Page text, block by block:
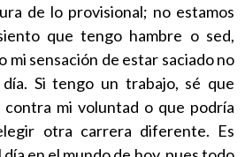
de lo provisional; no estamos
que tengo hambre o sed,
mi sensación de estar saciado no
Si tengo un trabajo, sé que
mi voluntad o que podría
otra carrera diferente. Es